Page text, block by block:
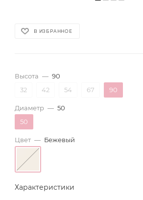
В ИЗБРАННОЕ
Высота — 90
32
42 54 67 90
Диаметр — 50
50
Цвет — Бежевый
Характеристики